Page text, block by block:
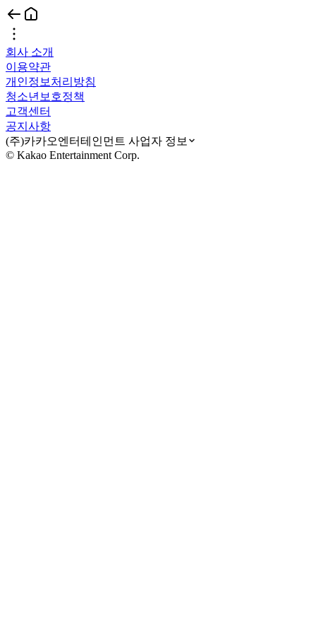
회사 소개
이용약관
개인정보처리방침
청소년보호정책
고객센터
공지사항
(주)카카오엔터테인먼트 사업자 정보
© Kakao Entertainment Corp.